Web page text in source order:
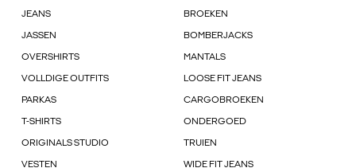
JEANS BROEKEN
JASSEN BOMBERJACKS
OVERSHIRTS MANTALS
VOLLDIGE OUTFITS LOOSE FIT JEANS
PARKAS CARGOBROEKEN
T-SHIRTS ONDERGOED
ORIGINALS STUDIO TRUIEN
VESTEN WIDE FIT JEANS